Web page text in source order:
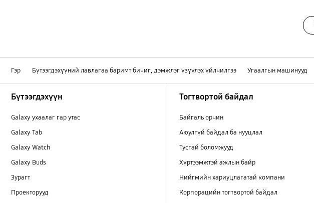
Гэр Бүтээгдэхүүний лавлагаа баримт бичиг, дэмжлэг үзүүлэх үйлчилгээ Угаалгын машинууд
Бүтээгдэхүүн
Galaxy ухаалаг гар утас
Galaxy Tab
Galaxy Watch
Galaxy Buds
Зурагт
Проекторууд
Тогтвортой байдал
Байгаль орчин
Аюулгүй байдал ба нууцлал
Тусгай боломжууд
Хүртээмжтэй ажлын байр
Нийгмийн хариуцлагатай компани
Корпорацийн тогтвортой байдал